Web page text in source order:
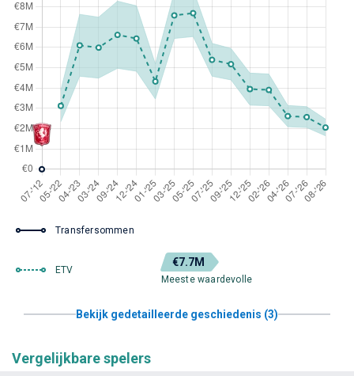
Transfersommen
ETV
€7.7M
Meeste waardevolle
Bekijk gedetailleerde geschiedenis (3)
Vergelijkbare spelers